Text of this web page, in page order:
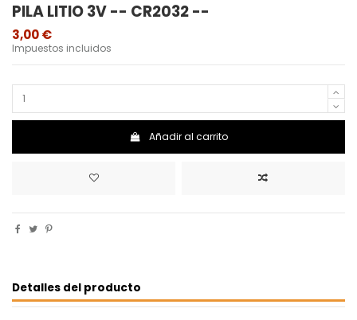
PILA LITIO 3V -- CR2032 --
3,00 €
Impuestos incluidos
Añadir al carrito
Detalles del producto